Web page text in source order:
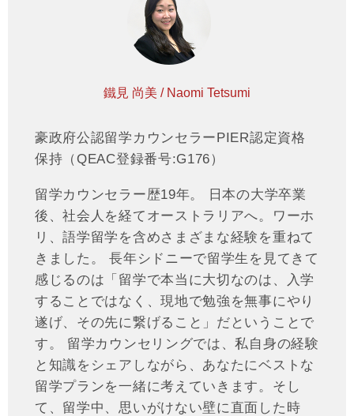
鐵見 尚美 / Naomi Tetsumi
豪政府公認留学カウンセラーPIER認定資格
保持（QEAC登録番号:G176）
留学カウンセラー歴19年。 日本の大学卒業
後、社会人を経てオーストラリアへ。ワーホ
リ、語学留学を含めさまざまな経験を重ねて
きました。 長年シドニーで留学生を見てきて
感じるのは「留学で本当に大切なのは、入学
することではなく、現地で勉強を無事にやり
遂げ、その先に繋げること」だということで
す。 留学カウンセリングでは、私自身の経験
と知識をシェアしながら、あなたにベストな
留学プランを一緒に考えていきます。そし
て、留学中、思いがけない壁に直面した時